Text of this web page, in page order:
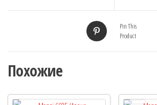
Pin This
Product
Похожие